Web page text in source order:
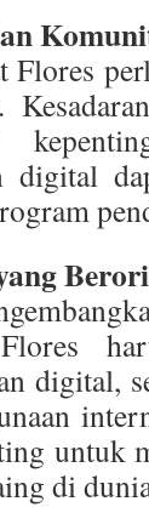
Flores
digital
digital,
untuk
di